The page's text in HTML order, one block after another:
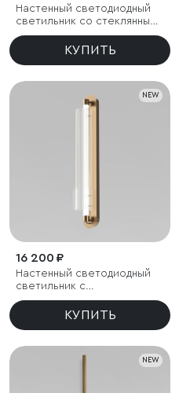
Настенный светодиодный
светильник со стеклянным
плафоном
КУПИТЬ
NEW
16 200 ₽
Настенный светодиодный
светильник с
регулировкой цветовой
температурыКУПИТЬ
NEW